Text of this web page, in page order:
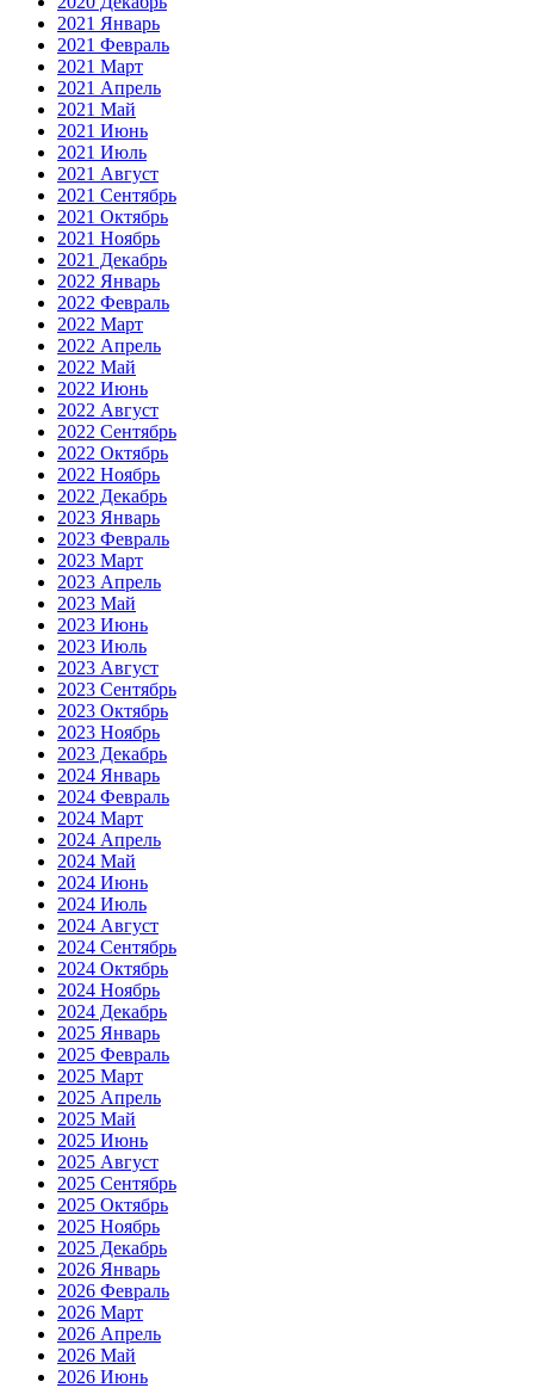
2021 Январь
2021 Февраль
2021 Март
2021 Апрель
2021 Май
2021 Июнь
2021 Июль
2021 Август
2021 Сентябрь
2021 Октябрь
2021 Ноябрь
2021 Декабрь
2022 Январь
2022 Февраль
2022 Март
2022 Апрель
2022 Май
2022 Июнь
2022 Август
2022 Сентябрь
2022 Октябрь
2022 Ноябрь
2022 Декабрь
2023 Январь
2023 Февраль
2023 Март
2023 Апрель
2023 Май
2023 Июнь
2023 Июль
2023 Август
2023 Сентябрь
2023 Октябрь
2023 Ноябрь
2023 Декабрь
2024 Январь
2024 Февраль
2024 Март
2024 Апрель
2024 Май
2024 Июнь
2024 Июль
2024 Август
2024 Сентябрь
2024 Октябрь
2024 Ноябрь
2024 Декабрь
2025 Январь
2025 Февраль
2025 Март
2025 Апрель
2025 Май
2025 Июнь
2025 Август
2025 Сентябрь
2025 Октябрь
2025 Ноябрь
2025 Декабрь
2026 Январь
2026 Февраль
2026 Март
2026 Апрель
2026 Май
2026 Июнь